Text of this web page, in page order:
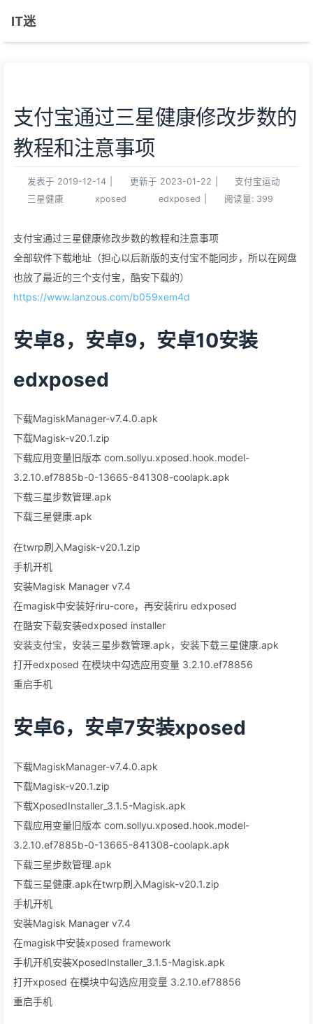
IT迷
支付宝通过三星健康修改步数的
教程和注意事项
发表于 2019-12-14 更新于 2023-01-22
支付宝运动
三星健康
xposed edxposed 阅读量: 399
支付宝通过三星健康修改步数的教程和注意事项
全部软件下载地址（担心以后新版的支付宝不能同步，所以在网盘
也放了最近的三个支付宝，酷安下载的）
https://www.lanzous.com/b059xem4d
安卓8，安卓9，安卓10安装
edxposed
下载MagiskManager-v7.4.0.apk
下载Magisk-v20.1.zip
下载应用变量旧版本 com.sollyu.xposed.hook.model-
3.2.10.ef7885b-0-13665-841308-coolapk.apk
下载三星步数管理.apk
下载三星健康.apk
在twrp刷入Magisk-v20.1.zip
手机开机
安装Magisk Manager v7.4
在magisk中安装好riru-core，再安装riru edxposed
在酷安下载安装edxposed installer
安装支付宝，安装三星步数管理.apk，安装下载三星健康.apk
打开edxposed 在模块中勾选应用变量 3.2.10.ef78856
重启手机
安卓6，安卓7安装xposed
下载MagiskManager-v7.4.0.apk
下载Magisk-v20.1.zip
下载XposedInstaller_3.1.5-Magisk.apk
下载应用变量旧版本 com.sollyu.xposed.hook.model-
3.2.10.ef7885b-0-13665-841308-coolapk.apk
下载三星步数管理.apk
下载三星健康.apk在twrp刷入Magisk-v20.1.zip
手机开机
安装Magisk Manager v7.4
在magisk中安装xposed framework
手机开机安装XposedInstaller_3.1.5-Magisk.apk
打开xposed 在模块中勾选应用变量 3.2.10.ef78856
重启手机